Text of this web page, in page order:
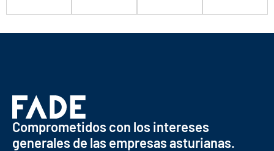
Comprometidos con los intereses
generales de las empresas asturianas.